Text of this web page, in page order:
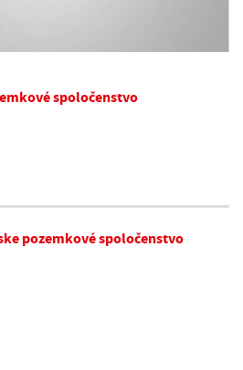
spoločenstvo
pozemkové spoločenstvo